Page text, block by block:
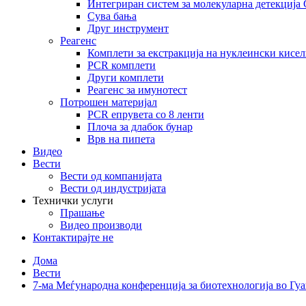
Интегриран систем за молекуларна детекција
Сува бања
Друг инструмент
Реагенс
Комплети за екстракција на нуклеински
PCR комплети
Други комплети
Реагенс за имунотест
Потрошен материјал
PCR епрувета со 8 ленти
Плоча за длабок бунар
Врв на пипета
Видео
Вести
Вести од компанијата
Вести од индустријата
Технички услуги
Прашање
Видео производи
Контактирајте не
Дома
Вести
7-ма Меѓународна конференција за биотехнологија во